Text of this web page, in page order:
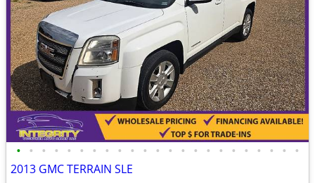
• • • • • • • • • • • • • • • • • • • • • • •
2013 GMC TERRAIN SLE